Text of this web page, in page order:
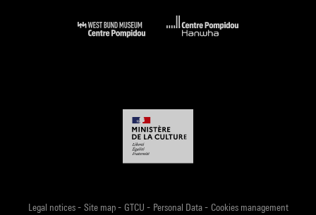
Legal notices- Site map- GTCU - Personal Data- Cookies management